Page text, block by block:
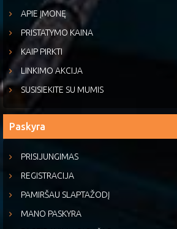
APIE ĮMONĘ
PRISTATYMO KAINA
KAIP PIRKTI
LINKIMO AKCIJA
SUSISIEKITE SU MUMIS
Paskyra
PRISIJUNGIMAS
REGISTRACIJA
PAMIRŠAU SLAPTAŽODĮ
MANO PASKYRA